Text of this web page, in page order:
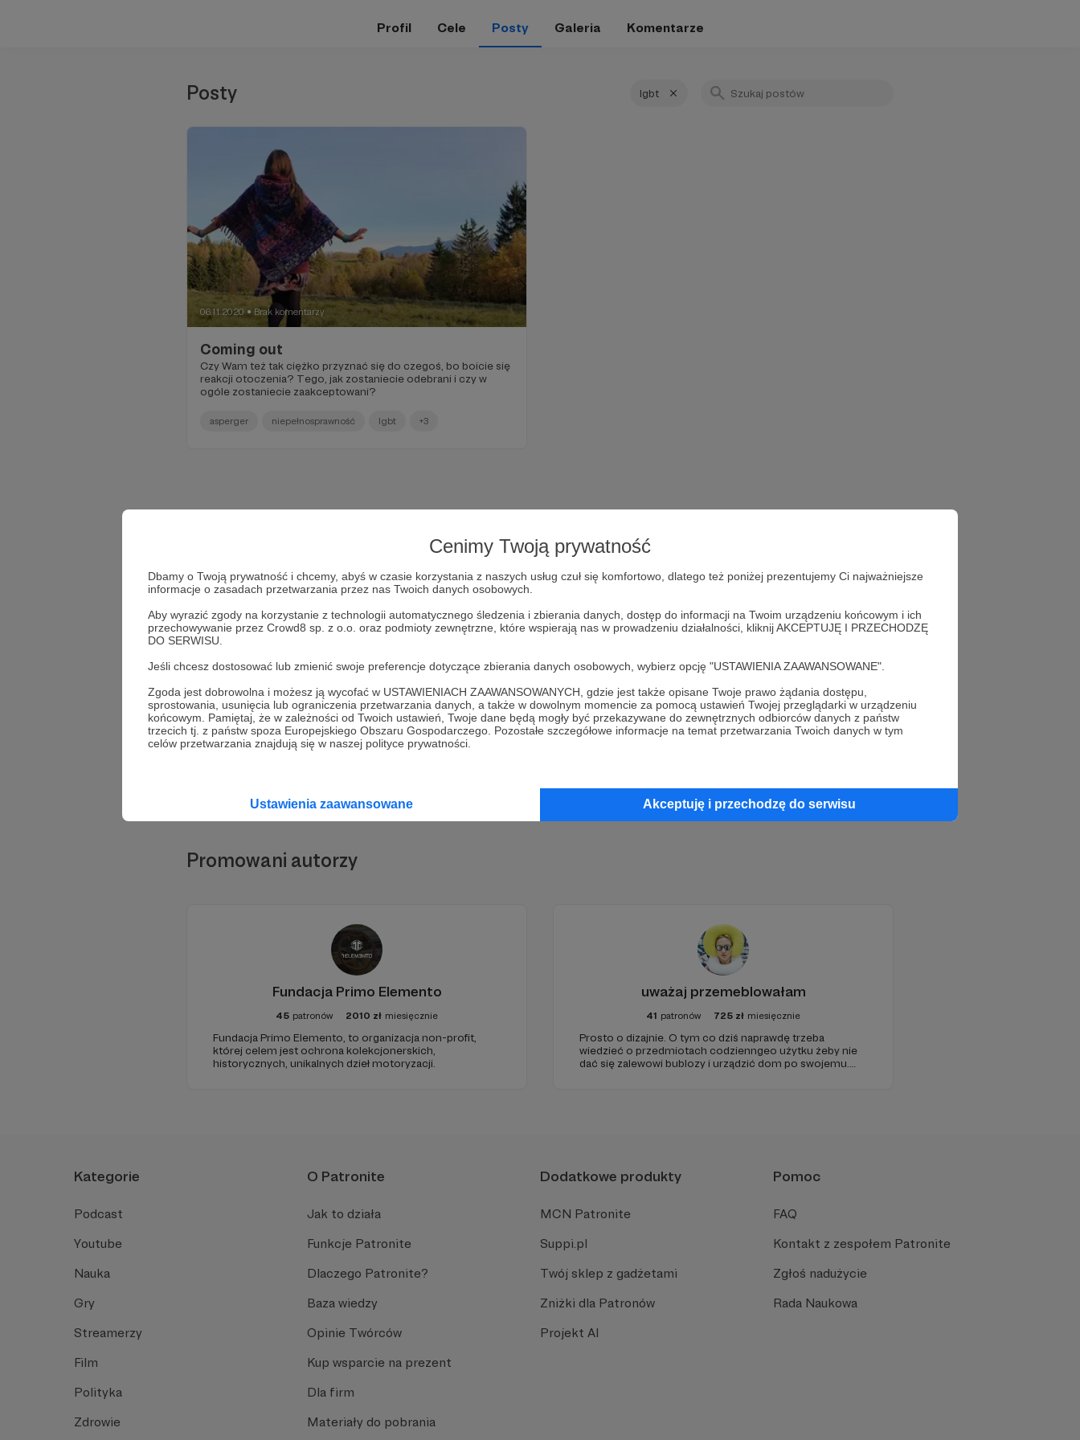
Cenimy Twoją prywatność
Dbamy o Twoją prywatność i chcemy, abyś w czasie korzystania z naszych usług czuł się komfortowo, dlatego też poniżej prezentujemy Ci najważniejsze
informacje o zasadach przetwarzania przez nas Twoich danych osobowych.
Aby wyrazić zgody na korzystanie z technologii automatycznego śledzenia i zbierania danych, dostęp do informacji na Twoim urządzeniu końcowym i ich
przechowywanie przez Crowd8 sp. z o.o. oraz podmioty zewnętrzne, które wspierają nas w prowadzeniu działalności, kliknij AKCEPTUJĘ I PRZECHODZĘ
DO SERWISU.
Jeśli chcesz dostosować lub zmienić swoje preferencje dotyczące zbierania danych osobowych, wybierz opcję "USTAWIENIA ZAAWANSOWANE".
Zgoda jest dobrowolna i możesz ją wycofać w USTAWIENIACH ZAAWANSOWANYCH, gdzie jest także opisane Twoje prawo żądania dostępu,
sprostowania, usunięcia lub ograniczenia przetwarzania danych, a także w dowolnym momencie za pomocą ustawień Twojej przeglądarki w urządzeniu
końcowym. Pamiętaj, że w zależności od Twoich ustawień, Twoje dane będą mogły być przekazywane do zewnętrznych odbiorców danych z państw
trzecich tj. z państw spoza Europejskiego Obszaru Gospodarczego. Pozostałe szczegółowe informacje na temat przetwarzania Twoich danych w tym
celów przetwarzania znajdują się w naszej polityce prywatności.
Ustawienia zaawansowane Akceptuję i przechodzę do serwisu
Profil Cele Posty Galeria Komentarze
Posty lgbt
06.11.2020 ● Brak komentarzy
Coming out
Czy Wam też tak ciężko przyznać się do czegoś, bo boicie się
reakcji otoczenia? Tego, jak zostaniecie odebrani i czy w
ogóle zostaniecie zaakceptowani?
asperger niepełnosprawność lgbt +3
Dołącz do grona Patronów!
Wesprzyj działalność AutoraSzarosenjuż teraz!
Promowani autorzy
Fundacja Primo Elemento
45 patronów 2010 zł miesięcznie
Fundacja Primo Elemento, to organizacja non-profit,
której celem jest ochrona kolekcjonerskich,
historycznych, unikalnych dzieł motoryzacji.
uważaj przemeblowałam
41 patronów 725 zł miesięcznie
Prosto o dizajnie. O tym co dziś naprawdę trzeba
wiedzieć o przedmiotach codzienngeo użytku żeby nie
dać się zalewowi bublozy i urządzić dom po swojemu.
Kategorie
Podcast
Youtube
Nauka
Gry
Streamerzy
Film
Polityka
Zdrowie
O Patronite
Jak to działa
Funkcje Patronite
Dlaczego Patronite?
Baza wiedzy
Opinie Twórców
Kup wsparcie na prezent
Dla firm
Materiały do pobrania
Dodatkowe produkty
MCN Patronite
Suppi.pl
Twój sklep z gadżetami
Zniżki dla Patronów
Projekt AI
Pomoc
FAQ
Kontakt z zespołem Patronite
Zgłoś nadużycie
Rada Naukowa